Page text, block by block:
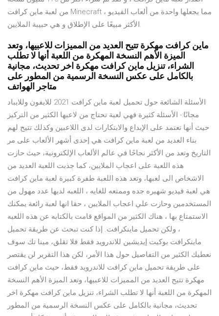
من لعبة ماين كرافت Minecraft ، مما يجعلها واحدة من ألعاب الفيديو
الأكثر مبيعًا على الإطلاق و هي حبيبة الملايين.
ماين كرافت مهكرة تتيح العديد من المميزات للاعبيها، وتعد
الميزة الأهم النسخة المهكرة من اللعبة أنها لا تطلب
الشراء، تنزيل ماين كرافت مهكرة اخر تحديث، مجانية
بالكامل على عكس النسخة الرسمية من المطور على
متاجر الهواتف
الأسئلة الشائعة حول تحميل لعبة ماين كرافت 2021 للايفون وللايباد
مجانًا:- الأسئلة كثيرة فهي لعبة تحتاج من لاعبها الكثير من التركيز
حيث أنها تعتمد على الإبداع والابتكارات لدى اللاعبين وكذلك تتيح لهم
بناء العديد من لعبة ماين كرافت هي إحدى أشهر الألعاب على مر
التاريخ وتعد من الأكثر نجاحًا في عالم الألعاب الإلكترونية، حيث حازت
هذه اللعبة على اعجاب الملايين، كما جذبت اللعبة العديد من
الاشخاص الى لعبها، وتعد هذه اللعبة طفرة كبيرة لعبة ماين كرافت
هي لعبة فيديو شهيره جده وممتعه للغايه ، اللعبه لديها عدد مهول من
المستخدمين وحازت علي اعجاب الملايين ، حقا انها لعبة رائعة يمكنك
الاستمتاع بها ، هناك الكثير من المواقع قامت بالكتابه عن هذه اللعبه
، ولكن تحميل ماينكرافت. إذا كنت تبحث عن طريقة تحميل
ماينكرافت بوكيت إيديشين للاندرويد فقط فلا تقلق، مينا تك سوف
نعطيك الكثير من التفاصيل حول هذا الأمر، لكن هذا التقرير لن يقتصر
على طريقة تحميل ماين كرافت للاندرويد فقط، حيث ماين كرافت
مهكرة تتيح العديد من المميزات للاعبيها، وتعد الميزة الأهم النسخة
المهكرة من اللعبة أنها لا تطلب الشراء، تنزيل ماين كرافت مهكرة اخر
تحديث، مجانية بالكامل على عكس النسخة الرسمية من المطور